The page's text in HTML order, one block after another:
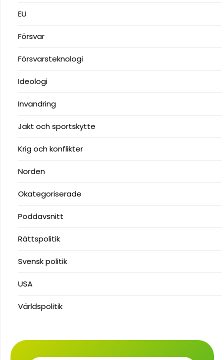
EU
Försvar
Försvarsteknologi
Ideologi
Invandring
Jakt och sportskytte
Krig och konflikter
Norden
Okategoriserade
Poddavsnitt
Rättspolitik
Svensk politik
USA
Världspolitik